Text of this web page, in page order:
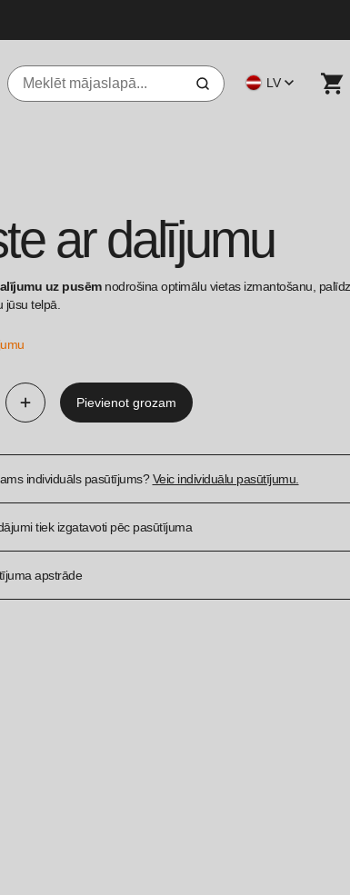
LV
ar dalījumu
uz pusēmnodrošina optimālu vietas izmantošanu,
telpā.
Pievienot grozam
individuāls pasūtījums?Veic individuālu pasūtījumu.
tiek izgatavoti pēc pasūtījuma
apstrāde